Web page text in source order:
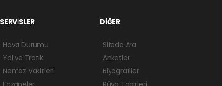
SERVİSLER
Hava Durumu
Yol ve Trafik
Namaz Vakitleri
Eczaneler
DİĞER
Sitede Ara
Anketler
Biyografiler
Rüya Tabirleri